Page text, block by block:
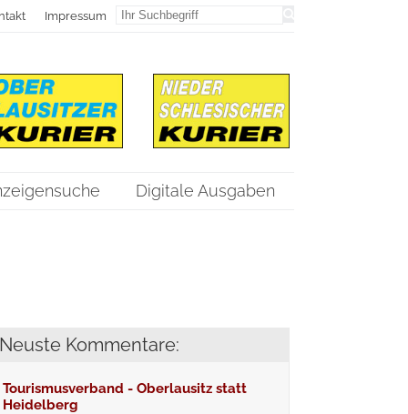
Impressum
Digitale Ausgaben
Neuste Kommentare:
Tourismusverband - Oberlausitz statt
Heidelberg